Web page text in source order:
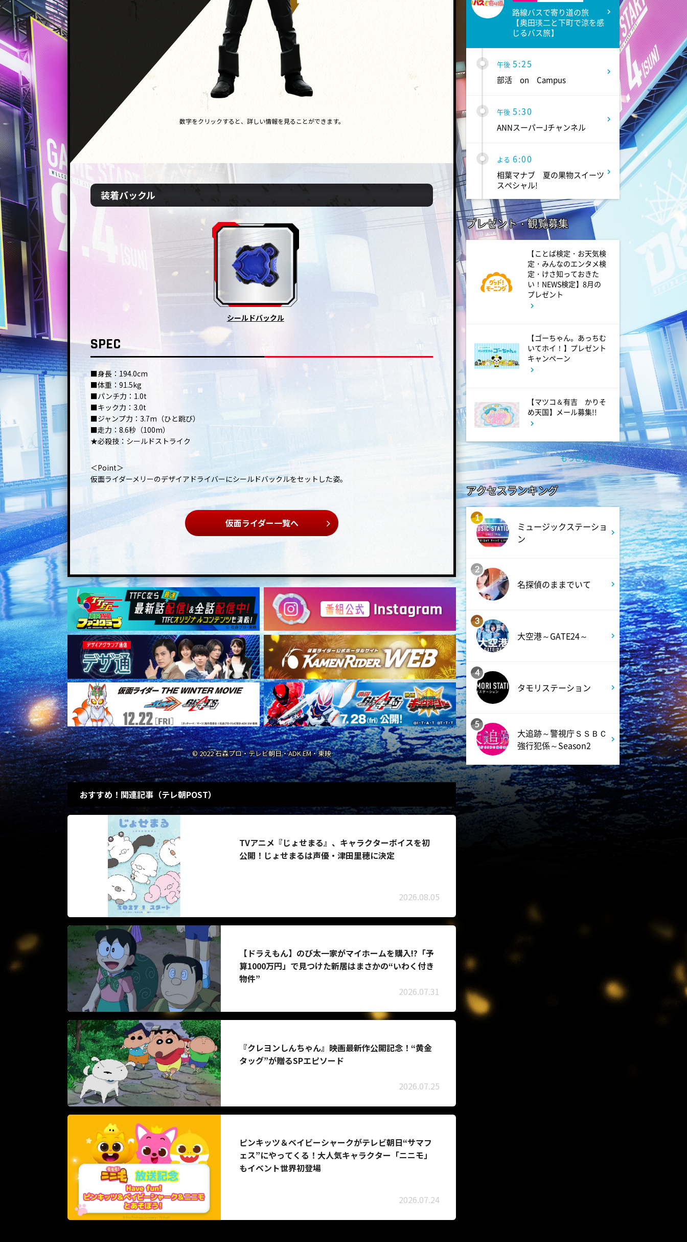
数字をクリックすると、詳しい情報を見ることができます。
装着バックル
シールドバックル
SPEC
■身長：194.0cm
■体重：91.5kg
■パンチ力：1.0t
■キック力：3.0t
■ジャンプ力：3.7m（ひと跳び）
■走力：8.6秒（100m）
★必殺技：シールドストライク
＜Point＞
仮面ライダーメリーのデザイアドライバーにシールドバックルをセットした姿。
仮面ライダー一覧へ
© 2022 石森プロ・テレビ朝日・ADK EM・東映
おすすめ！関連記事（テレ朝POST）
TVアニメ『じょせまる』、キャラクターボイスを初
公開！じょせまるは声優・津田里穂に決定
2026.08.05
【ドラえもん】のび太一家がマイホームを購入!?「予
算1000万円」で見つけた新居はまさかの“いわく付き
物件”
2026.07.31
『クレヨンしんちゃん』映画最新作公開記念！“黄金
タッグ”が贈るSPエピソード
2026.07.25
ピンキッツ＆ベイビーシャークがテレビ朝日“サマフ
ェス”にやってくる！大人気キャラクター「ニニモ」
もイベント世界初登場
2026.07.24
路線バスで寄り道の旅
【奥田瑛二と下町で涼を感
じるバス旅】
午後 5:25
部活 on Campus
午後 5:30
ANNスーパーJチャンネル
よる 6:00
相葉マナブ 夏の果物スイーツ
スペシャル!
よる 6:56
ナニコレ珍百景 知られざる日
本三大○○&北海道の先っちょで
日本最北の○○発見!
よる 7:50
7:54
ポツンと一軒家 幼少期の親代
わり3姉弟が恩人と50年ぶり再
会!あふれる感動の涙
よる 8:56
有働Times
よる 10:15
マイ・フィクション #6
「すべてを操った“誰か"」
よる 11:09
ペダる!東京
熱闘甲子園 涙は、強さにな
る。
EIGHT-JAM 【EIGHT-JAM FES
の全貌を公開!コラボパフォー
マンスや舞台裏】
深夜
TRADE ROOM
深夜 1:10
有吉クイズ 【できそうな顔し
て実はアヤしい人選手権】
深夜 1:40
熱闘!Mリーグ
Get Sports
3:55
おはようゴーちゃん。
プレゼント・観覧募集
【ことば検定・お天気検
定・みんなのエンタメ検
定・けさ知っておきた
い！NEWS検定】8月の
プレゼント
【ゴーちゃん。あっちむ
いてホイ！】プレゼント
キャンペーン
【マツコ＆有吉 かりそ
め天国】メール募集!!
もっと見る
アクセスランキング
1
ミュージックステーショ
ン
2
名探偵のままでいて
3
大空港～GATE24～
4
タモリステーション
5
大追跡～警視庁ＳＳＢＣ
強行犯係～Season2